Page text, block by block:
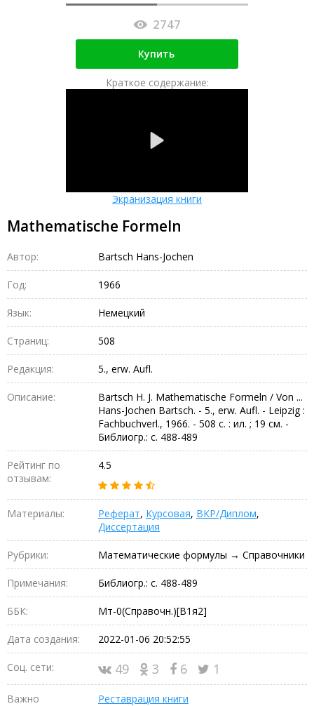
2747
Купить
Краткое содержание:
Экранизация книги
Mathematische Formeln
Автор: Bartsch Hans-Jochen
Год: 1966
Язык: Немецкий
Страниц: 508
Редакция: 5., erw. Aufl.
Описание:
Bartsch H. J. Mathematische Formeln / Von ...
Hans-Jochen Bartsch. - 5., erw. Aufl. - Leipzig :
Fachbuchverl., 1966. - 508 с. : ил. ; 19 см. -
Библиогр.: с. 488-489
Рейтинг по
отзывам:
4.5
Материалы: Реферат, Курсовая, ВКР/Диплом,
Диссертация
Рубрики: Математические формулы → Справочники
Примечания: Библиогр.: с. 488-489
ББК: Мт-0(Справочн.)[В1я2]
Дата создания: 2022-01-06 20:52:55
Соц. сети: 49 3 6 1
Важно Реставрация книги